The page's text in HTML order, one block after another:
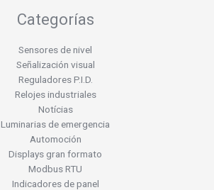
Categorías
Sensores de nivel
Señalización visual
Reguladores P.I.D.
Relojes industriales
Notícias
Luminarias de emergencia
Automoción
Displays gran formato
Modbus RTU
Indicadores de panel